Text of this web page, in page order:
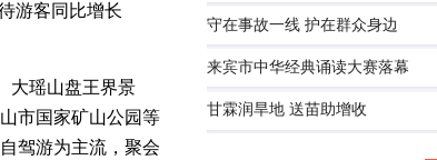
游客同比增长
大瑶山盘王界景
市国家矿山公园等
驾游为主流，聚会
守在事故一线 护在群众身边
来宾市中华经典诵读大赛落幕
甘霖润旱地 送苗助增收